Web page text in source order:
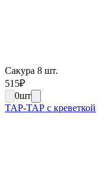
Сакура 8 шт.
515₽
0шт
ТАР-ТАР с креветкой